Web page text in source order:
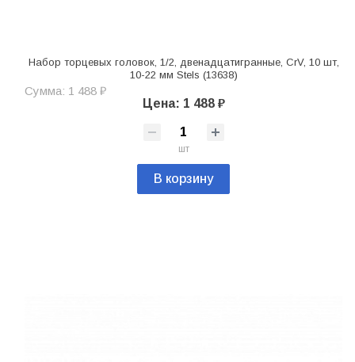
Набор торцевых головок, 1/2, двенадцатигранные, CrV, 10 шт,
10-22 мм Stels (13638)
Сумма: 1 488 ₽
Цена: 1 488 ₽
шт
В корзину